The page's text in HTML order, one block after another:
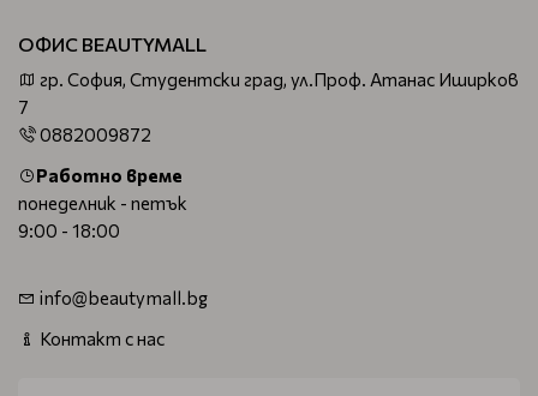
ОФИС BEAUTYMALL
гр. София, Студентски град, ул.Проф. Атанас Иширков
7
0882009872
Работно време
понеделник - петък
9:00 - 18:00
info@beautymall.bg
Контакт с нас